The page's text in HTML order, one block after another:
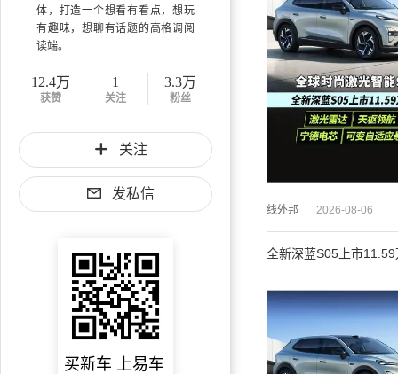
体，打造一个想看有看点，想玩
有趣味，想聊有话题的高格调阅
读端。
12.4万
获赞
1
关注
3.3万
粉丝
关注
发私信
买新车 上易车
线外邦 2026-08-06
全新深蓝S05上市